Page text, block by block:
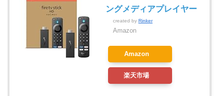
ングメディアプレイヤー
created by Rinker
Amazon
Amazon
楽天市場